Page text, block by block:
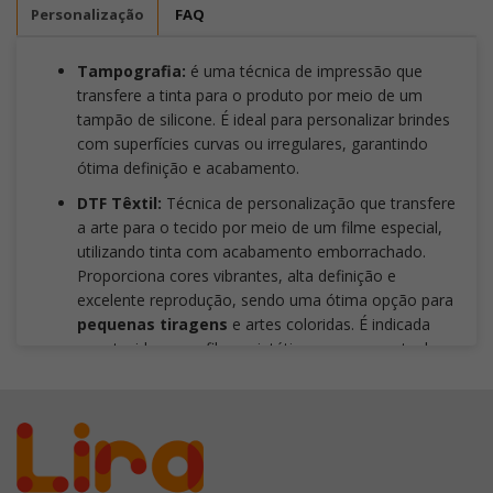
Personalização FAQ
Tampografia: é uma técnica de impressão que
transfere a tinta para o produto por meio de um
tampão de silicone. É ideal para personalizar brindes
com superfícies curvas ou irregulares, garantindo
ótima definição e acabamento.
DTF Têxtil: Técnica de personalização que transfere
a arte para o tecido por meio de um filme especial,
utilizando tinta com acabamento emborrachado.
Proporciona cores vibrantes, alta definição e
excelente reprodução, sendo uma ótima opção para
pequenas tiragens e artes coloridas. É indicada
para tecidos com fibras sintéticas ou que contenham
uso intenso, peças com alto percentual de
elastano, tecidos 100% algodão ou artes com
traços extremamente finos